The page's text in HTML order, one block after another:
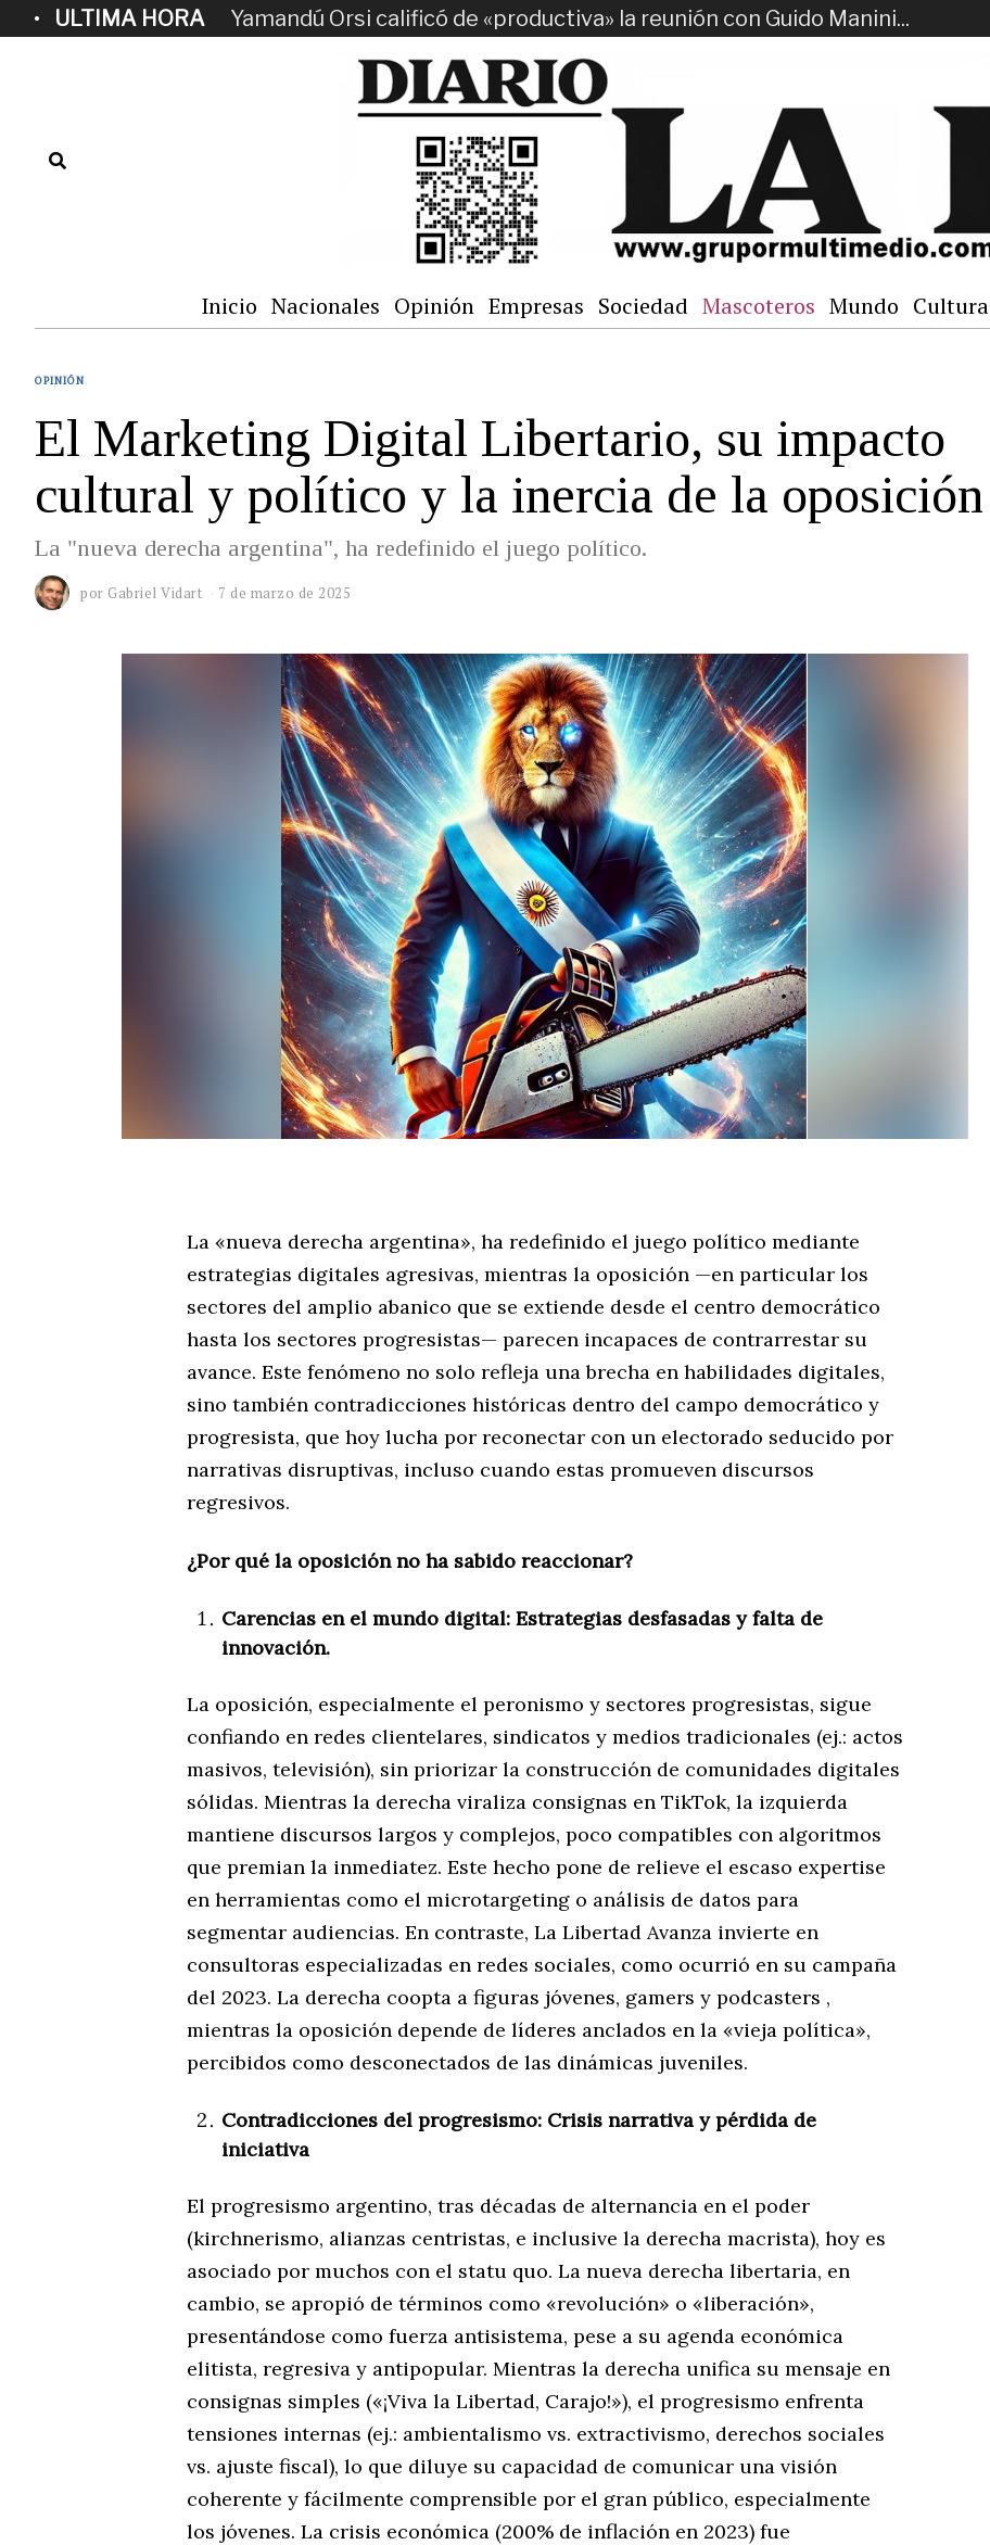
ULTIMA HORA Yamandú Orsi calificó de «productiva» la reunión con Guido Manini...
Inicio Nacionales Opinión Empresas Sociedad Mascoteros Mundo Cultura
OPINIÓN
El Marketing Digital Libertario, su impacto
cultural y político y la inercia de la oposición
La "nueva derecha argentina", ha redefinido el juego político.
por Gabriel Vidart 7 de marzo de 2025
La «nueva derecha argentina», ha redefinido el juego político mediante
estrategias digitales agresivas, mientras la oposición —en particular los
sectores del amplio abanico que se extiende desde el centro democrático
hasta los sectores progresistas— parecen incapaces de contrarrestar su
avance. Este fenómeno no solo refleja una brecha en habilidades digitales,
sino también contradicciones históricas dentro del campo democrático y
progresista, que hoy lucha por reconectar con un electorado seducido por
narrativas disruptivas, incluso cuando estas promueven discursos
regresivos.
¿Por qué la oposición no ha sabido reaccionar?
Carencias en el mundo digital: Estrategias desfasadas y falta de
innovación.
La oposición, especialmente el peronismo y sectores progresistas, sigue
confiando en redes clientelares, sindicatos y medios tradicionales (ej.: actos
masivos, televisión), sin priorizar la construcción de comunidades digitales
sólidas. Mientras la derecha viraliza consignas en TikTok, la izquierda
mantiene discursos largos y complejos, poco compatibles con algoritmos
que premian la inmediatez. Este hecho pone de relieve el escaso expertise
en herramientas como el microtargeting o análisis de datos para
segmentar audiencias. En contraste, La Libertad Avanza invierte en
consultoras especializadas en redes sociales, como ocurrió en su campaña
del 2023. La derecha coopta a figuras jóvenes, gamers y podcasters ,
mientras la oposición depende de líderes anclados en la «vieja política»,
percibidos como desconectados de las dinámicas juveniles.
Contradicciones del progresismo: Crisis narrativa y pérdida de
iniciativa
El progresismo argentino, tras décadas de alternancia en el poder
(kirchnerismo, alianzas centristas, e inclusive la derecha macrista), hoy es
asociado por muchos con el statu quo. La nueva derecha libertaria, en
cambio, se apropió de términos como «revolución» o «liberación»,
presentándose como fuerza antisistema, pese a su agenda económica
elitista, regresiva y antipopular. Mientras la derecha unifica su mensaje en
consignas simples («¡Viva la Libertad, Carajo!»), el progresismo enfrenta
tensiones internas (ej.: ambientalismo vs. extractivismo, derechos sociales
vs. ajuste fiscal), lo que diluye su capacidad de comunicar una visión
coherente y fácilmente comprensible por el gran público, especialmente
los jóvenes. La crisis económica (200% de inflación en 2023) fue